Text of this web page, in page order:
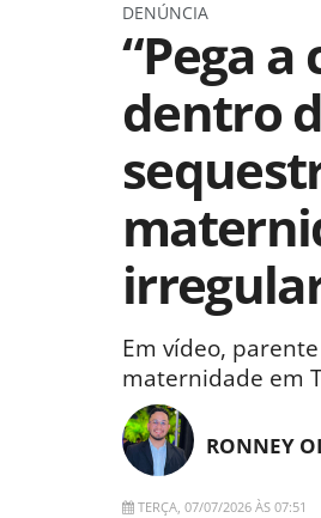
DENÚNCIA
“Pega
dentro
Em vídeo,
maternidade em
RONNEY
TERÇA, 07/07/2026 ÀS 07:51